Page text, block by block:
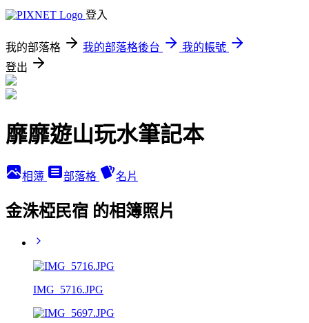
登入
我的部落格 我的部落格後台
我的帳號
登出
靡靡遊山玩水筆記本
相簿 部落格 名片
金洙椏民宿 的相簿照片
IMG_5716.JPG